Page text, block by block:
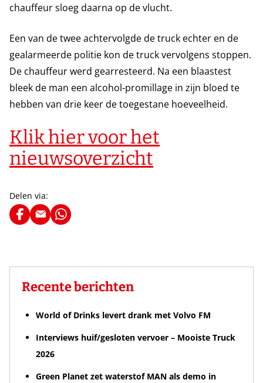
chauffeur sloeg daarna op de vlucht.
Een van de twee achtervolgde de truck echter en de
gealarmeerde politie kon de truck vervolgens stoppen.
De chauffeur werd gearresteerd. Na een blaastest
bleek de man een alcohol-promillage in zijn bloed te
hebben van drie keer de toegestane hoeveelheid.
Klik hier voor het
nieuwsoverzicht
Delen via:
Recente berichten
World of Drinks levert drank met Volvo FM
Interviews huif/gesloten vervoer – Mooiste Truck
2026
Green Planet zet waterstof MAN als demo in